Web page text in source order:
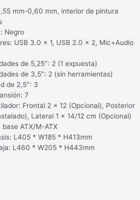
mm-0,60 mm, interior de pintura
Negro
USB 3.0 x 1, USB 2.0 x 2, Mic+Audio
de 5,25″: 2 (1 expuesta)
de 3,5″: 2 (sin herramientas)
de 2,5″: 3
7
Frontal 2 x 12 (Opcional), Posterior
Lateral 1 x 14/12 cm (Opcional)
ATX/M-ATX
L405 * W185 * H413mm
L460 * W205 * H443mm